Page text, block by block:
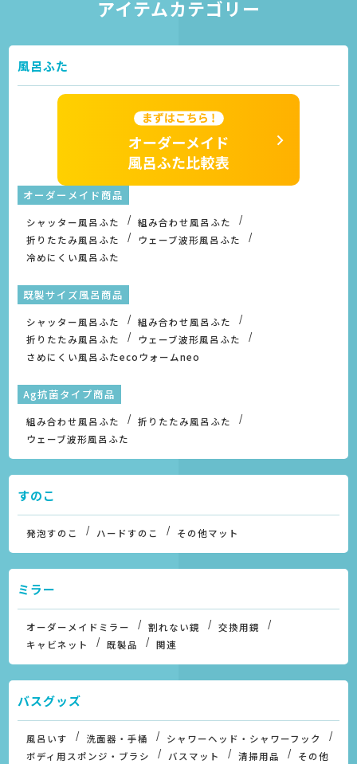
アイテムカテゴリー
風呂ふた
オーダーメイド商品
シャッター風呂ふた
組み合わせ風呂ふた
折りたたみ風呂ふた
ウェーブ波形風呂ふた
冷めにくい風呂ふた
既製サイズ風呂商品
シャッター風呂ふた
組み合わせ風呂ふた
折りたたみ風呂ふた
ウェーブ波形風呂ふた
さめにくい風呂ふたecoウォームneo
Ag抗菌タイプ商品
組み合わせ風呂ふた
折りたたみ風呂ふた
ウェーブ波形風呂ふた
すのこ
発泡すのこ ハードすのこ その他マット
ミラー
オーダーメイドミラー 割れない鏡
交換用鏡
キャビネット
既製品 関連
バスグッズ
風呂いす 洗面器・手桶
シャワーヘッド・シャワーフック
ボディ用スポンジ・ブラシ
バスマット 清掃用品 その他